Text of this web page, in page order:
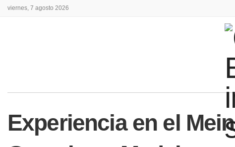
viernes, 7 agosto 2026
Experiencia en el